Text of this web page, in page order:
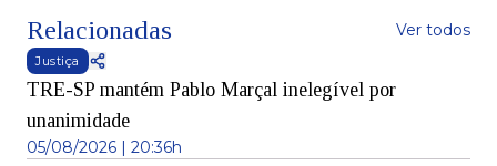
Relacionadas Ver todos
Justiça
TRE-SP mantém Pablo Marçal inelegível por
unanimidade
05/08/2026 | 20:36h